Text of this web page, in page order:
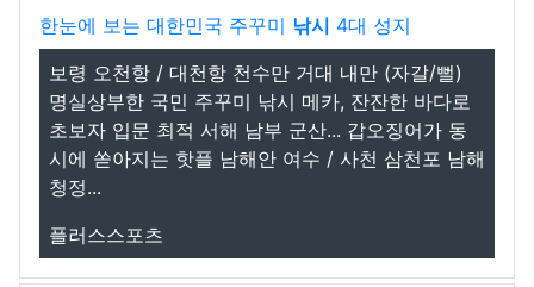
한눈에 보는 대한민국 주꾸미 낚시 4대 성지
보령 오천항 / 대천항 천수만 거대 내만 (자갈/뻘)
명실상부한 국민 주꾸미 낚시 메카, 잔잔한 바다로
초보자 입문 최적 서해 남부 군산... 갑오징어가 동
시에 쏟아지는 핫플 남해안 여수 / 사천 삼천포 남해
청정...
플러스스포츠